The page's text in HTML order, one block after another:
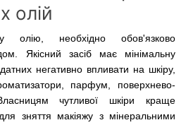
олій
олію, необхідно обов'язково
Якісний засіб має мінімальну
здатних негативно впливати на шкіру,
парфум, поверхнево-
чутливої ​​шкіри краще
зняття макіяжу з мінеральними